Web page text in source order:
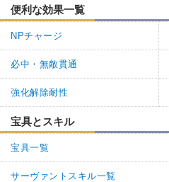
便利な効果一覧
NPチャージ
必中・無敵貫通
強化解除耐性
宝具とスキル
宝具一覧
サーヴァントスキル一覧